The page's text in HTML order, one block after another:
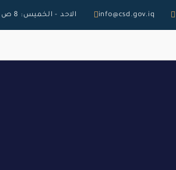
info@csd.gov.iq الاحد - الخميس: 8 ص - 3 م